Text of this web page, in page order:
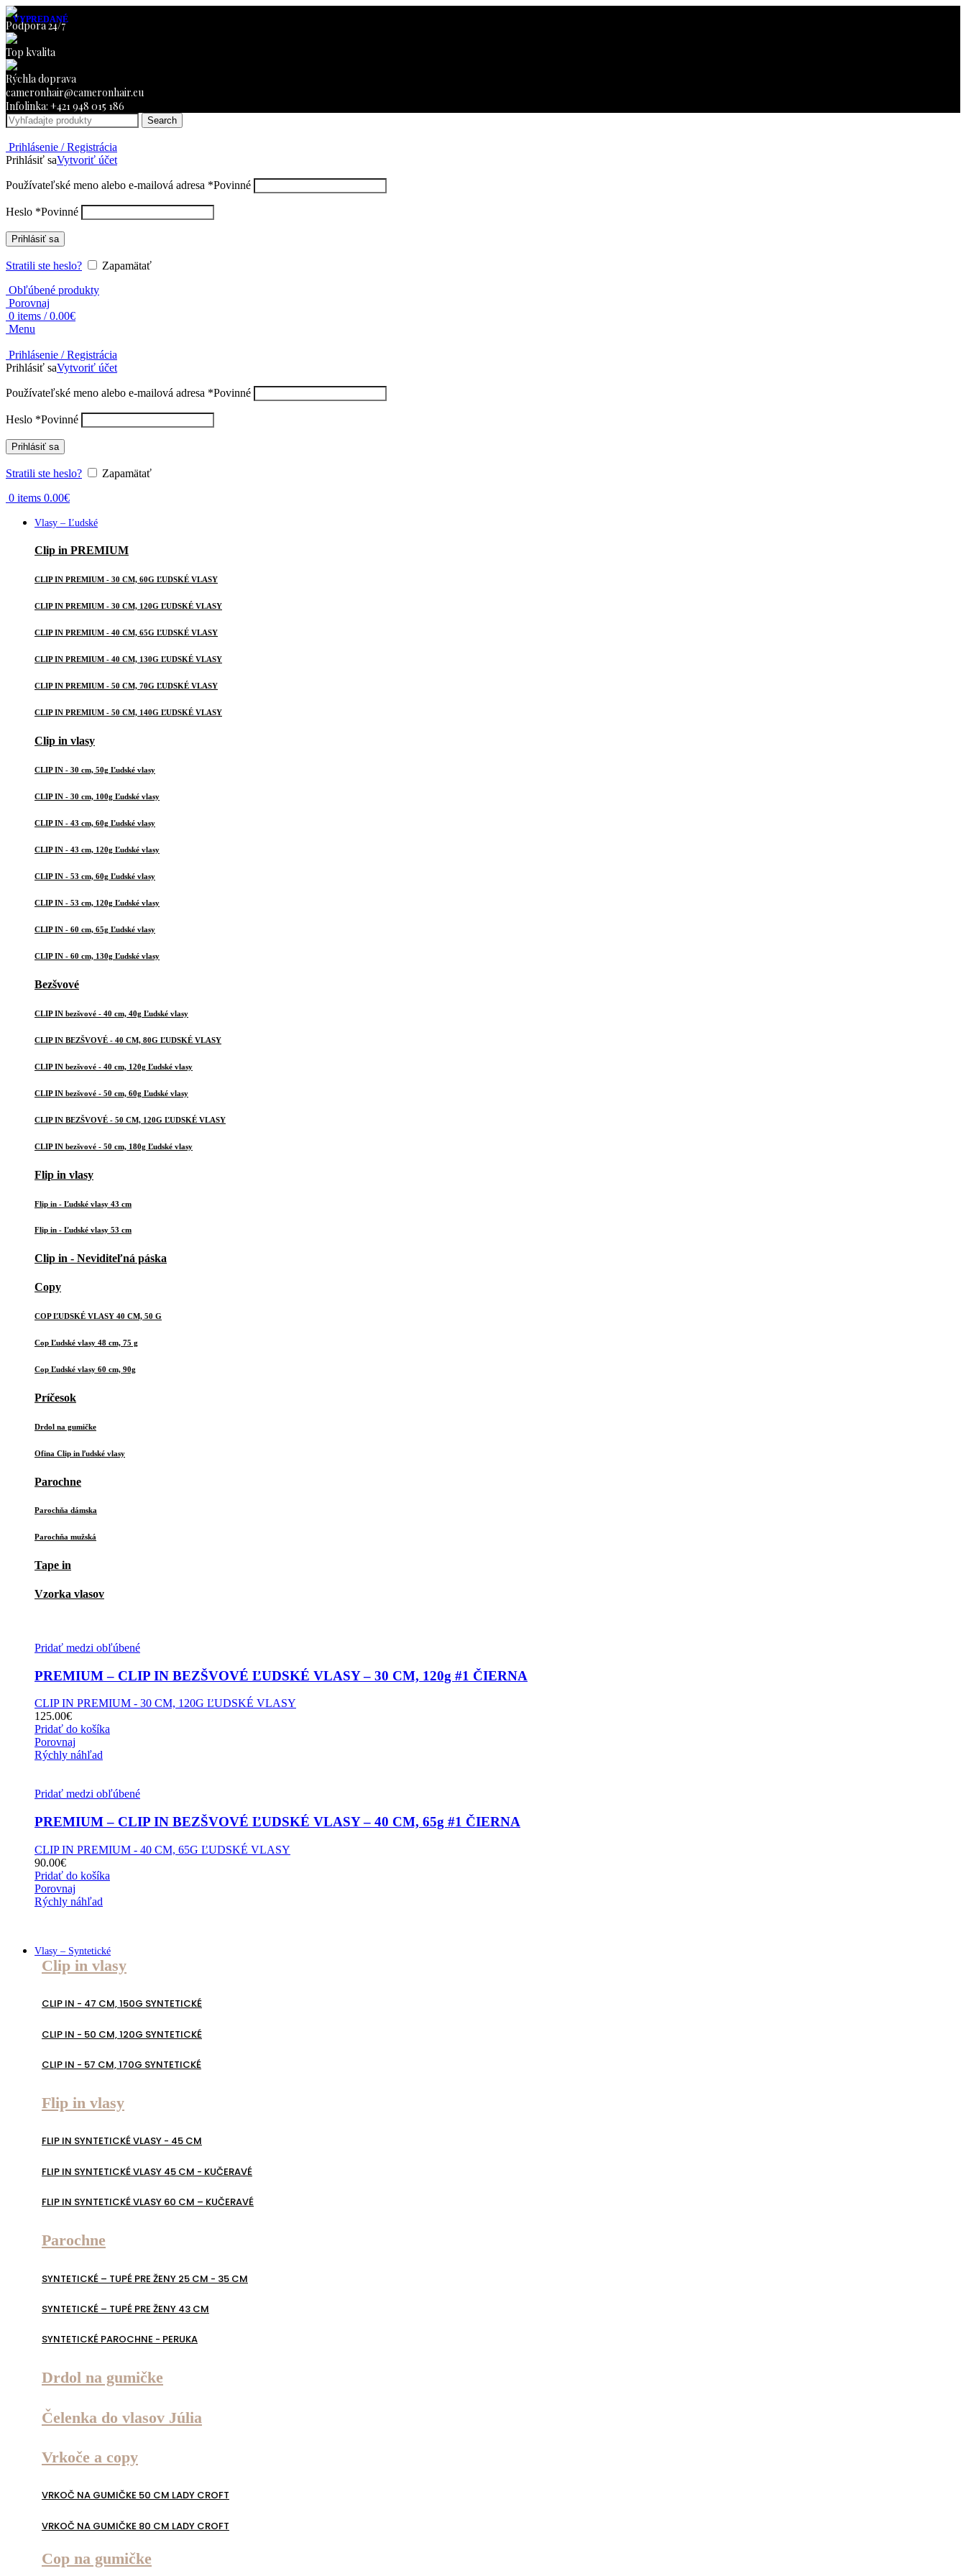
Podpora 24/7
Top kvalita
Rýchla doprava
cameronhair@cameronhair.eu
Infolinka: +421 948 015 186
Search
Prihlásenie / Registrácia
Prihlásiť saVytvoriť účet
Používateľské meno alebo e-mailová adresa *Povinné
Heslo *Povinné
Prihlásiť sa
Stratili ste heslo?
Zapamätať
Obľúbené produkty
Porovnaj
0 items / 0.00€
Menu
Prihlásenie / Registrácia
Prihlásiť saVytvoriť účet
Používateľské meno alebo e-mailová adresa *Povinné
Heslo *Povinné
Prihlásiť sa
Stratili ste heslo?
Zapamätať
0 items 0.00€
Vlasy – Ľudské
Clip in PREMIUM
CLIP IN PREMIUM - 30 CM, 60G ĽUDSKÉ VLASY
CLIP IN PREMIUM - 30 CM, 120G ĽUDSKÉ VLASY
CLIP IN PREMIUM - 40 CM, 65G ĽUDSKÉ VLASY
CLIP IN PREMIUM - 40 CM, 130G ĽUDSKÉ VLASY
CLIP IN PREMIUM - 50 CM, 70G ĽUDSKÉ VLASY
CLIP IN PREMIUM - 50 CM, 140G ĽUDSKÉ VLASY
Clip in vlasy
CLIP IN - 30 cm, 50g Ľudské vlasy
CLIP IN - 30 cm, 100g Ľudské vlasy
CLIP IN - 43 cm, 60g Ľudské vlasy
CLIP IN - 43 cm, 120g Ľudské vlasy
CLIP IN - 53 cm, 60g Ľudské vlasy
CLIP IN - 53 cm, 120g Ľudské vlasy
CLIP IN - 60 cm, 65g Ľudské vlasy
CLIP IN - 60 cm, 130g Ľudské vlasy
Bezšvové
CLIP IN bezšvové - 40 cm, 40g Ľudské vlasy
CLIP IN BEZŠVOVÉ - 40 CM, 80G ĽUDSKÉ VLASY
CLIP IN bezšvové - 40 cm, 120g Ľudské vlasy
CLIP IN bezšvové - 50 cm, 60g Ľudské vlasy
CLIP IN BEZŠVOVÉ - 50 CM, 120G ĽUDSKÉ VLASY
CLIP IN bezšvové - 50 cm, 180g Ľudské vlasy
Flip in vlasy
Flip in - Ľudské vlasy 43 cm
Flip in - Ľudské vlasy 53 cm
Clip in - Neviditeľná páska
Copy
COP ĽUDSKÉ VLASY 40 CM, 50 G
Cop Ľudské vlasy 48 cm, 75 g
Cop Ľudské vlasy 60 cm, 90g
Príčesok
Drdol na gumičke
Ofina Clip in ľudské vlasy
Parochne
Parochňa dámska
Parochňa mužská
Tape in
Vzorka vlasov
Pridať medzi obľúbené
PREMIUM – CLIP IN BEZŠVOVÉ ĽUDSKÉ VLASY – 30 CM, 120g #1 ČIERNA
CLIP IN PREMIUM - 30 CM, 120G ĽUDSKÉ VLASY
125.00€
Pridať do košíka
Porovnaj
Rýchly náhľad
Pridať medzi obľúbené
PREMIUM – CLIP IN BEZŠVOVÉ ĽUDSKÉ VLASY – 40 CM, 65g #1 ČIERNA
CLIP IN PREMIUM - 40 CM, 65G ĽUDSKÉ VLASY
90.00€
Pridať do košíka
Porovnaj
Rýchly náhľad
Vlasy – Syntetické
Clip in vlasy
CLIP IN - 47 CM, 150G SYNTETICKÉ
CLIP IN - 50 CM, 120G SYNTETICKÉ
CLIP IN - 57 CM, 170G SYNTETICKÉ
Flip in vlasy
FLIP IN SYNTETICKÉ VLASY - 45 CM
FLIP IN SYNTETICKÉ VLASY 45 CM - KUČERAVÉ
FLIP IN SYNTETICKÉ VLASY 60 CM – KUČERAVÉ
Parochne
SYNTETICKÉ – TUPÉ PRE ŽENY 25 CM - 35 CM
SYNTETICKÉ – TUPÉ PRE ŽENY 43 CM
SYNTETICKÉ PAROCHNE - PERUKA
Drdol na gumičke
Čelenka do vlasov Júlia
Vrkoče a copy
VRKOČ NA GUMIČKE 50 CM LADY CROFT
VRKOČ NA GUMIČKE 80 CM LADY CROFT
Cop na gumičke
VYPREDANÉ
VYPREDANÉ